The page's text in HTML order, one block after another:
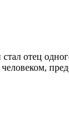
отец